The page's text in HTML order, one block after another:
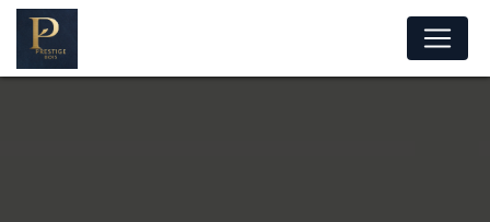
Panneau de gestion des cookies